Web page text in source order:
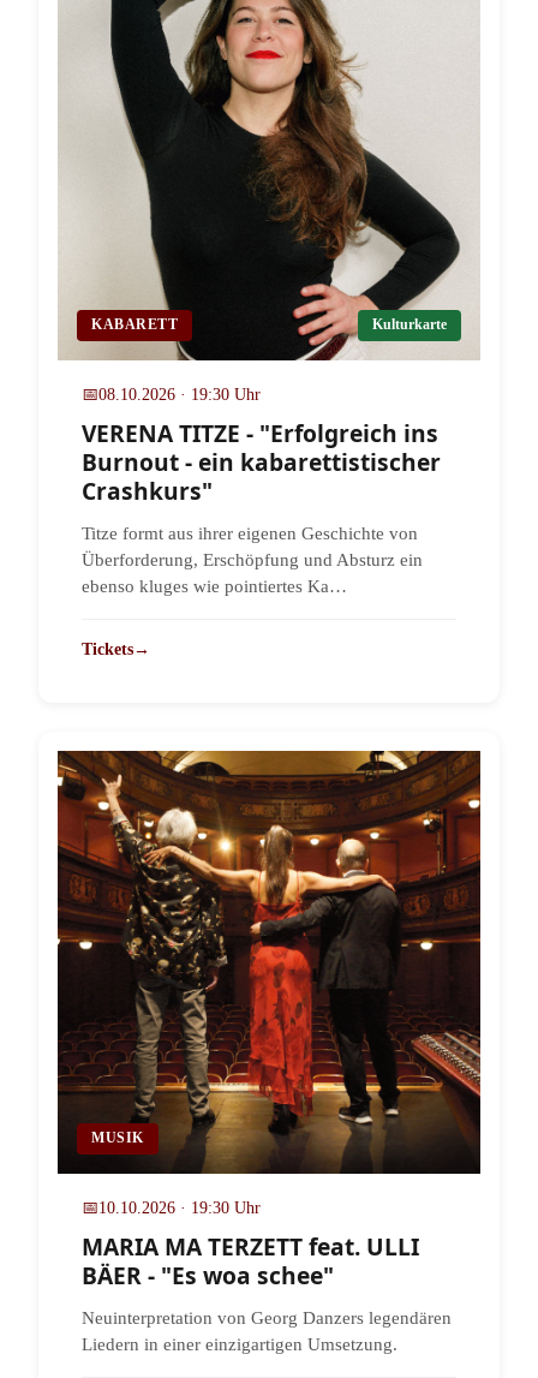
KABARETT Kulturkarte
📅08.10.2026 · 19:30 Uhr
VERENA TITZE - "Erfolgreich ins
Burnout - ein kabarettistischer
Crashkurs"
Titze formt aus ihrer eigenen Geschichte von
Überforderung, Erschöpfung und Absturz ein
ebenso kluges wie pointiertes Ka…
Tickets→
MUSIK
📅10.10.2026 · 19:30 Uhr
MARIA MA TERZETT feat. ULLI
BÄER - "Es woa schee"
Neuinterpretation von Georg Danzers legendären
Liedern in einer einzigartigen Umsetzung.